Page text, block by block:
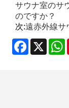
サウナ室のサ
のですか？
次:遠赤外線サ
Facebook
X